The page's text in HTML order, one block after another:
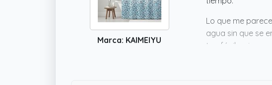
Marca: KAIMEIYU
Lo que me
agua sin que se
tan fácil y
que se estropee